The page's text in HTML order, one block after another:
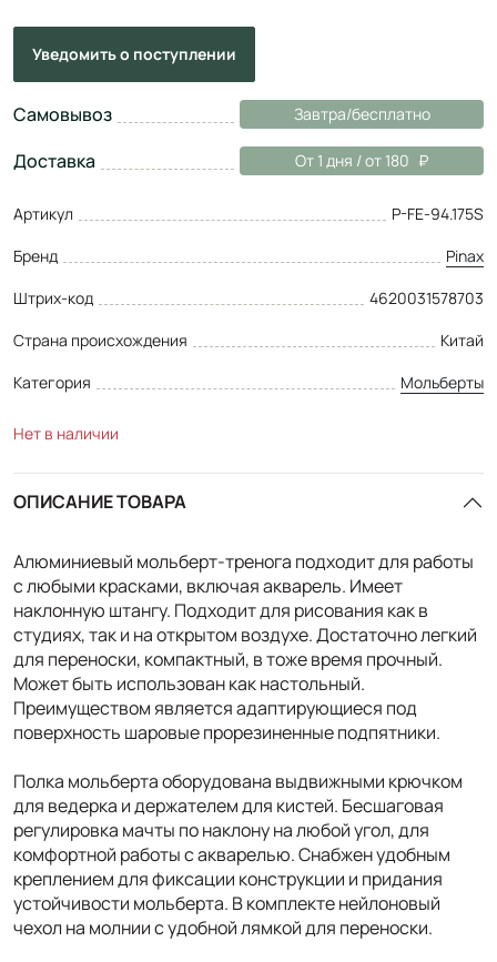
Уведомитьо поступлении
Самовывоз Завтра/бесплатно
Доставка От 1 дня / от 180
Артикул
P-FE-94.175S
Бренд
Pinax
Штрих-код
4620031578703
Страна происхождения
Китай
Категория
Мольберты
Нет в наличии
ОПИСАНИЕ ТОВАРА
Алюминиевый мольберт-тренога подходит для работы
с любыми красками, включая акварель. Имеет
наклонную штангу. Подходит для рисования как в
студиях, так и на открытом воздухе. Достаточно легкий
для переноски, компактный, в тоже время прочный.
Может быть использован как настольный.
Преимуществом является адаптирующиеся под
поверхность шаровые прорезиненные подпятники.
Полка мольберта оборудована выдвижными крючком
для ведерка и держателем для кистей. Бесшаговая
регулировка мачты по наклону на любой угол, для
комфортной работы с акварелью. Снабжен удобным
креплением для фиксации конструкции и придания
устойчивости мольберта. В комплекте нейлоновый
чехол на молнии с удобной лямкой для переноски.